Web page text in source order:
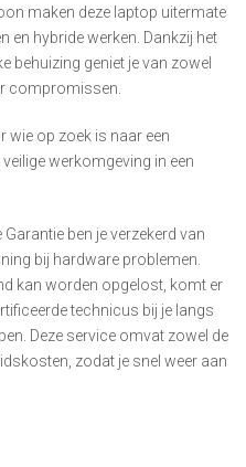
maken deze laptop uitermate
en hybride werken. Dankzij het
behuizing geniet je van zowel
compromissen.
wie op zoek is naar een
werkomgeving in een
ben je verzekerd van
bij hardware problemen.
kan worden opgelost, komt er
technicus bij je langs
Deze service omvat zowel de
zodat je snel weer aan